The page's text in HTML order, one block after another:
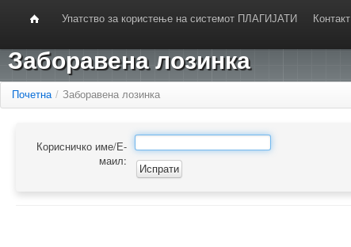
Упатство за користење на системот ПЛАГИЈАТИ Контакт
Заборавена лозинка
Почетна / Заборавена лозинка
Корисничко име/Е-
маил: